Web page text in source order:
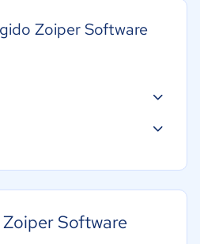
Zoiper Software
Software